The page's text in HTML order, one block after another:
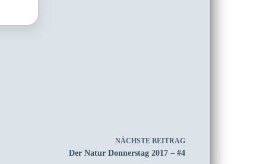
NÄCHSTEBEITRAG
Der Natur Donnerstag 2017 – #4